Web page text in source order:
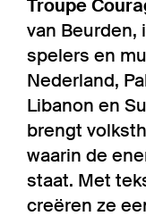
Troupe
van Beurden,
spelers en
Nederland,
Libanon en
brengt
waarin de
staat. Met
creëren ze